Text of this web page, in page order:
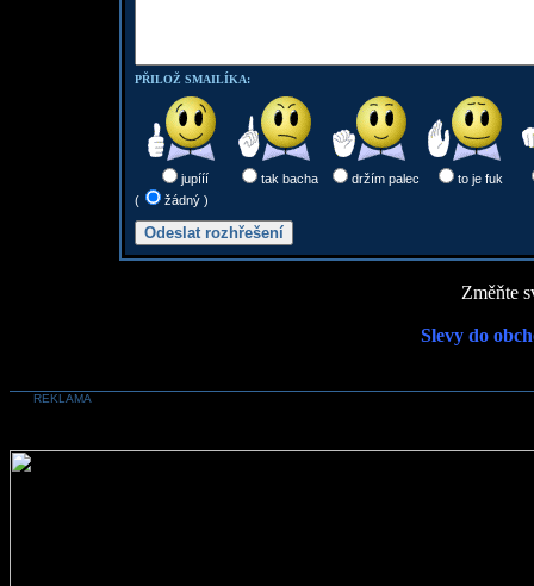
PŘILOŽ SMAILÍKA:
jupííí tak bacha držím palec
to je fuk
(
žádný )
Změňte
Slevy do
REKLAMA